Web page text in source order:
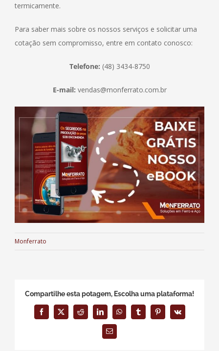
termicamente.
Para saber mais sobre os nossos serviços e solicitar uma
cotação sem compromisso, entre em contato conosco:
Telefone: (48) 3434-8750
E-mail: vendas@monferrato.com.br
Monferrato
Compartilhe esta potagem, Escolha uma plataforma!
Facebook
X Reddit LinkedInWhatsAppTumblrPinterest
Vk
E-
mail